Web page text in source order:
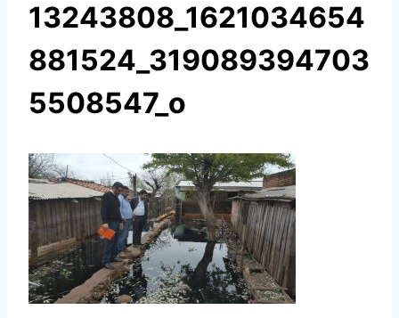
13243808_1621034654
881524_319089394703
5508547_o